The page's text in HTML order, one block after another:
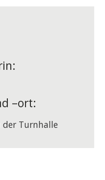
–ort:
der Turnhalle